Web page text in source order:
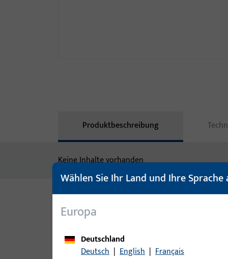
Produktbeschreibung
Keine Inhalte vorhanden
Varianten
Zu diesem Produkt gibt es folgende Varianten:
Wählen Sie Ihr Land und Ihre Sprache
Europa
Deutschland
Deutsch | English | Français